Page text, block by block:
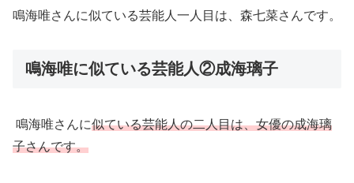
鳴海唯さんに似ている芸能人一人目は、森七菜さんです。
鳴海唯に似ている芸能人②成海璃子
鳴海唯さんに似ている芸能人の二人目は、女優の成海璃
子さんです。